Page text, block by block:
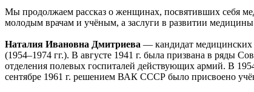
Мы продолжаем рассказ о женщинах, посвятивших себя
молодым врачам и учёным, а заслуги в развитии
Наталия Ивановна Дмитриева — кандидат медицинских
(1954–1974 гг.). В августе 1941 г. была призвана в ряды
отделения полевых госпиталей действующих армий. В
сентябре 1961 г. решением ВАК СССР было присвоено